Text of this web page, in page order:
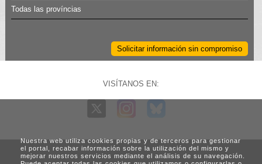
Todas las províncias
Solicitar información sin compromiso
VISÍTANOS EN:
Nuestra web utiliza cookies propias y de terceros para gestionar
el portal, recabar información sobre la utilización del mismo y
mejorar nuestros servicios mediante el análisis de su navegación.